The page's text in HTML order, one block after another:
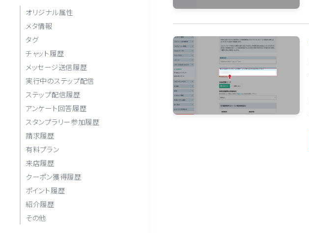
オリジナル属性
メタ情報
タグ
チャット履歴
メッセージ送信履歴
実行中のステップ配信
ステップ配信履歴
アンケート回答履歴
スタンプラリー参加履歴
請求履歴
有料プラン
来店履歴
クーポン獲得履歴
ポイント履歴
紹介履歴
その他